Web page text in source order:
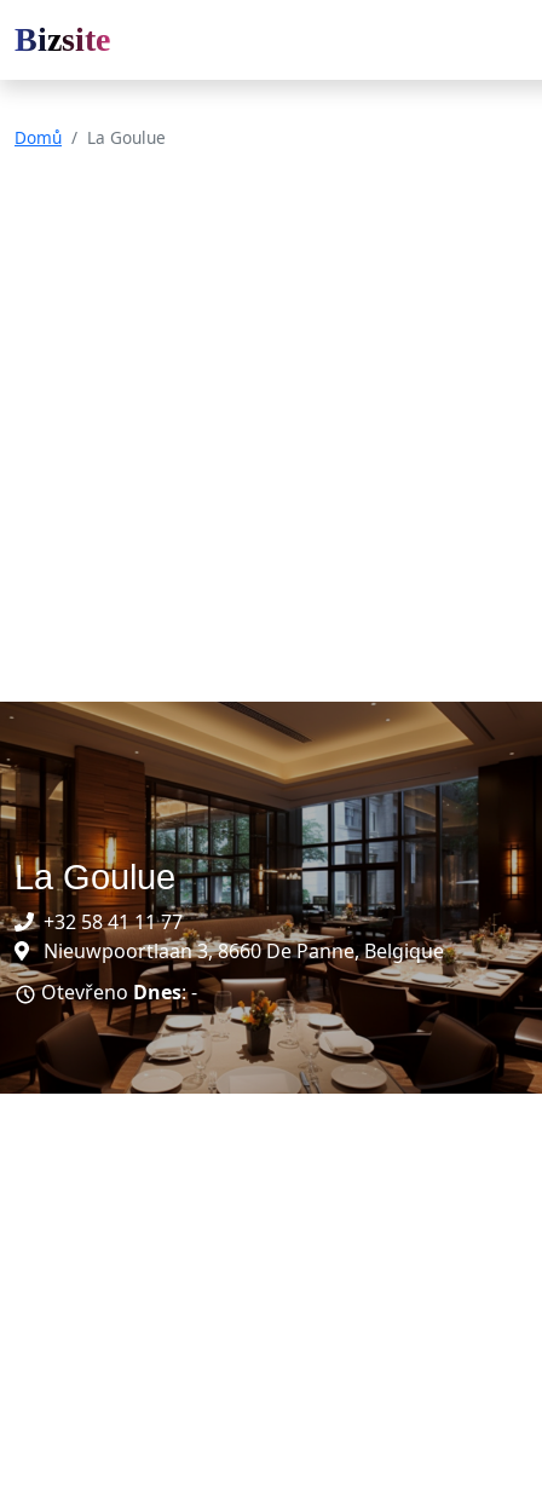
Bizsite
Domů La Goulue
La Goulue
+32 58 41 11 77
Nieuwpoortlaan 3, 8660 De Panne, Belgique
Otevřeno Dnes: -